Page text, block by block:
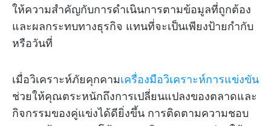
ให้ความสำคัญกับการดำเนินการตามข้อมูลที่ถูกต้อง
และผลกระทบทางธุรกิจ แทนที่จะเป็นเพียงป้ายกำกับ
หรือวันที่
เมื่อวิเคราะห์ภัยคุกคามเครื่องมือวิเคราะห์การแข่งขัน
ช่วยให้คุณตระหนักถึงการเปลี่ยนแปลงของตลาดและ
กิจกรรมของคู่แข่งได้ดียิ่งขึ้น การติดตามความชอบ